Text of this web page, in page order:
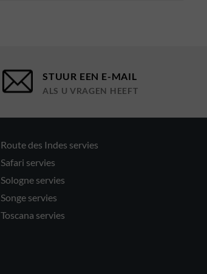
STUUR EEN E-MAIL
ALS U VRAGEN HEEFT
Route des Indes servies
Safari servies
Sologne servies
Songe servies
Toscana servies